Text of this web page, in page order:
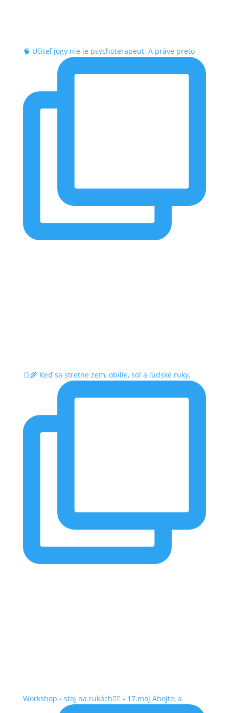
🧠 Učiteľ jogy nie je psychoterapeut. A práve preto
🍞🌾 Keď sa stretne zem, obilie, soľ a ľudské ruky,
Workshop - stoj na rukách🤸‍♂️ - 17.máj Ahojte, a